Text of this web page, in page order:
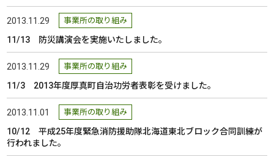
2013.11.29 事業所の取り組み
11/13 防災講演会を実施いたしました。
2013.11.29 事業所の取り組み
11/3 2013年度厚真町自治功労者表彰を受けました。
2013.11.01 事業所の取り組み
10/12 平成25年度緊急消防援助隊北海道東北ブロック合同訓練が
行われました。